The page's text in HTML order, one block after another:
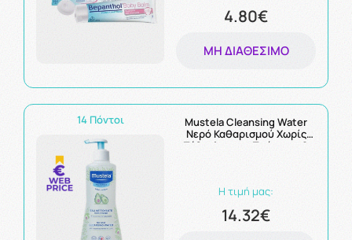
4.80€
ΜΗ ΔΙΑΘΈΣΙΜΟ
14 Πόντοι
Mustela Cleansing Water
Νερό Καθαρισμού Χωρίς
Ξέβγαλμα για Πρόσωπο &
Η τιμή μας:
14.32€